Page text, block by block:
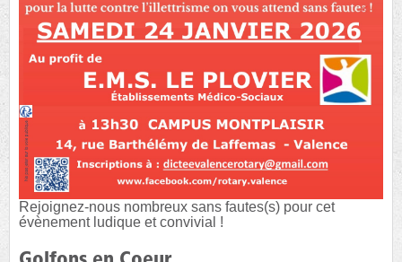
Rejoignez-nous nombreux sans fautes(s) pour cet
évènement ludique et convivial !